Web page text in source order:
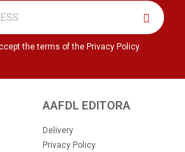
the terms of the Privacy Policy.
AAFDL EDITORA
Delivery
Privacy Policy